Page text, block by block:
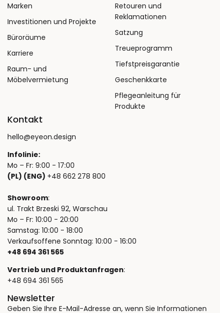
Marken
Investitionen und Projekte
Büroräume
Karriere
Raum- und
Möbelvermietung
Retouren und
Reklamationen
Satzung
Treueprogramm
Tiefstpreisgarantie
Geschenkkarte
Pflegeanleitung für
Produkte
Kontakt
hello@eyeon.design
Infolinie:
Mo – Fr: 9:00 - 17:00
(PL) (ENG) +48 662 278 800
Showroom:
ul. Trakt Brzeski 92, Warschau
Mo – Fr: 10:00 - 20:00
Samstag: 10:00 - 18:00
Verkaufsoffene Sonntag: 10:00 - 16:00
+48 694 361 565
Vertrieb und Produktanfragen:
+48 694 361 565
Newsletter
Geben Sie Ihre E-Mail-Adresse an, wenn Sie Informationen